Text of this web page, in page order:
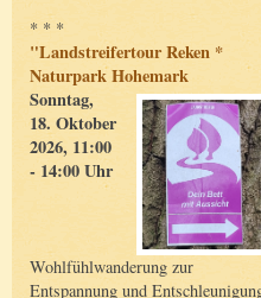
* * *
"Landstreifertour Reken *
Naturpark Hohemark
Sonntag,
18. Oktober
2026, 11:00
- 14:00 Uhr
Wohlfühlwanderung zur
Entspannung und